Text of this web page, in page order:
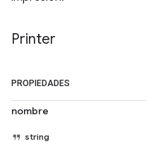
Printer
PROPIEDADES
nombre
string